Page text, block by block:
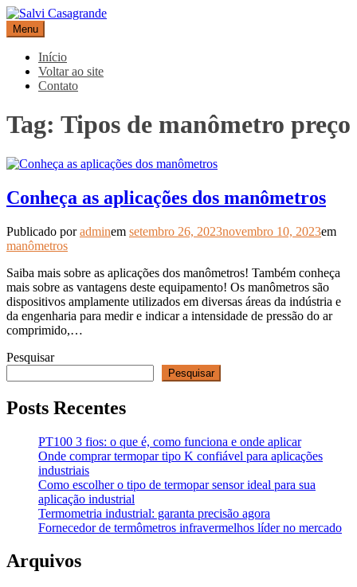
Pular
para
o
conteúdo
Salvi Casagrande
Especialistas em equipamentos de medição e automação
Menu
Início
Voltar ao site
Contato
Tag: Tipos de manômetro preço
Conheça as aplicações dos manômetros
Publicado poradminem setembro 26, 2023novembro 10, 2023em
manômetros
Saiba mais sobre as aplicações dos manômetros! Também conheça
mais sobre as vantagens deste equipamento! Os manômetros são
dispositivos amplamente utilizados em diversas áreas da indústria e
da engenharia para medir e indicar a intensidade de pressão do ar
comprimido,…
Pesquisar
Pesquisar
Posts Recentes
PT100 3 fios: o que é, como funciona e onde aplicar
Onde comprar termopar tipo K confiável para aplicações
industriais
Como escolher o tipo de termopar sensor ideal para sua
aplicação industrial
Termometria industrial: garanta precisão agora
Fornecedor de termômetros infravermelhos líder no mercado
Arquivos